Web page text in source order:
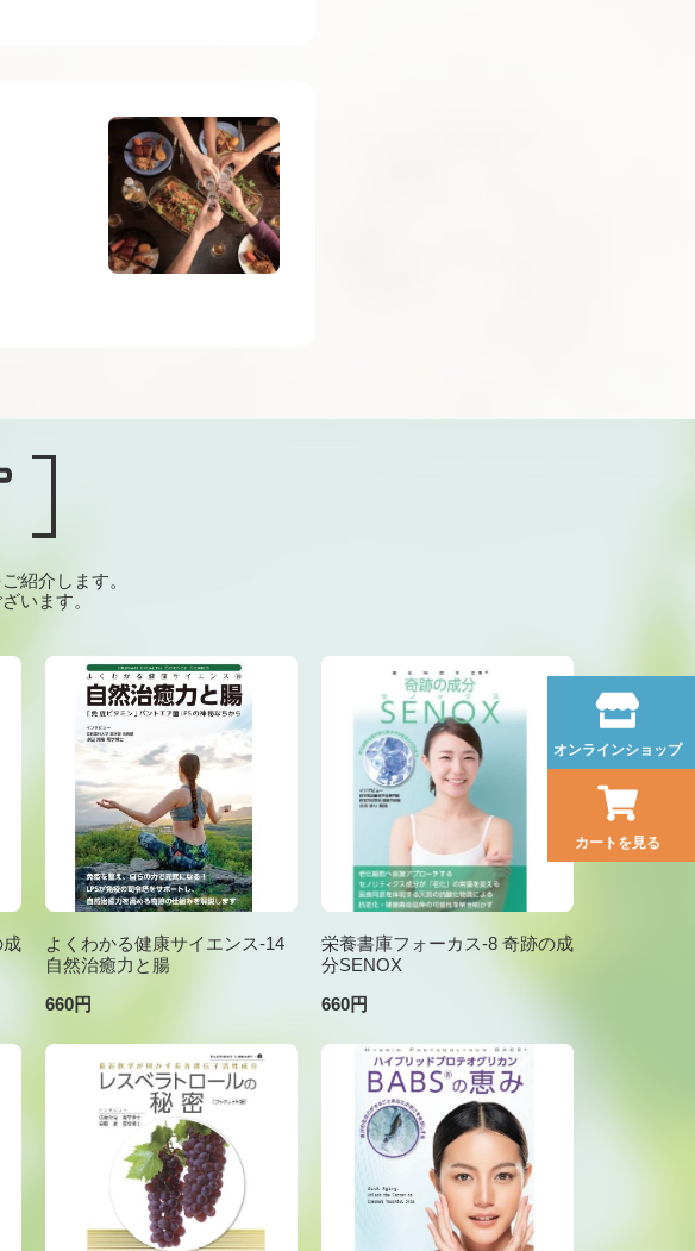
オンラインショップ
カートを見る
紹介します。
います。
成
よくわかる健康サイエンス-14
自然治癒力と腸
660円
栄養書庫フォーカス-8 奇跡の成
分SENOX
660円